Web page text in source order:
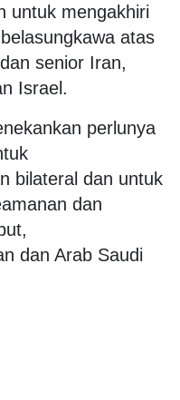
untuk mengakhiri
atas
senior Iran,
Israel.
perlunya
bilateral dan untuk
dan
dan Arab Saudi